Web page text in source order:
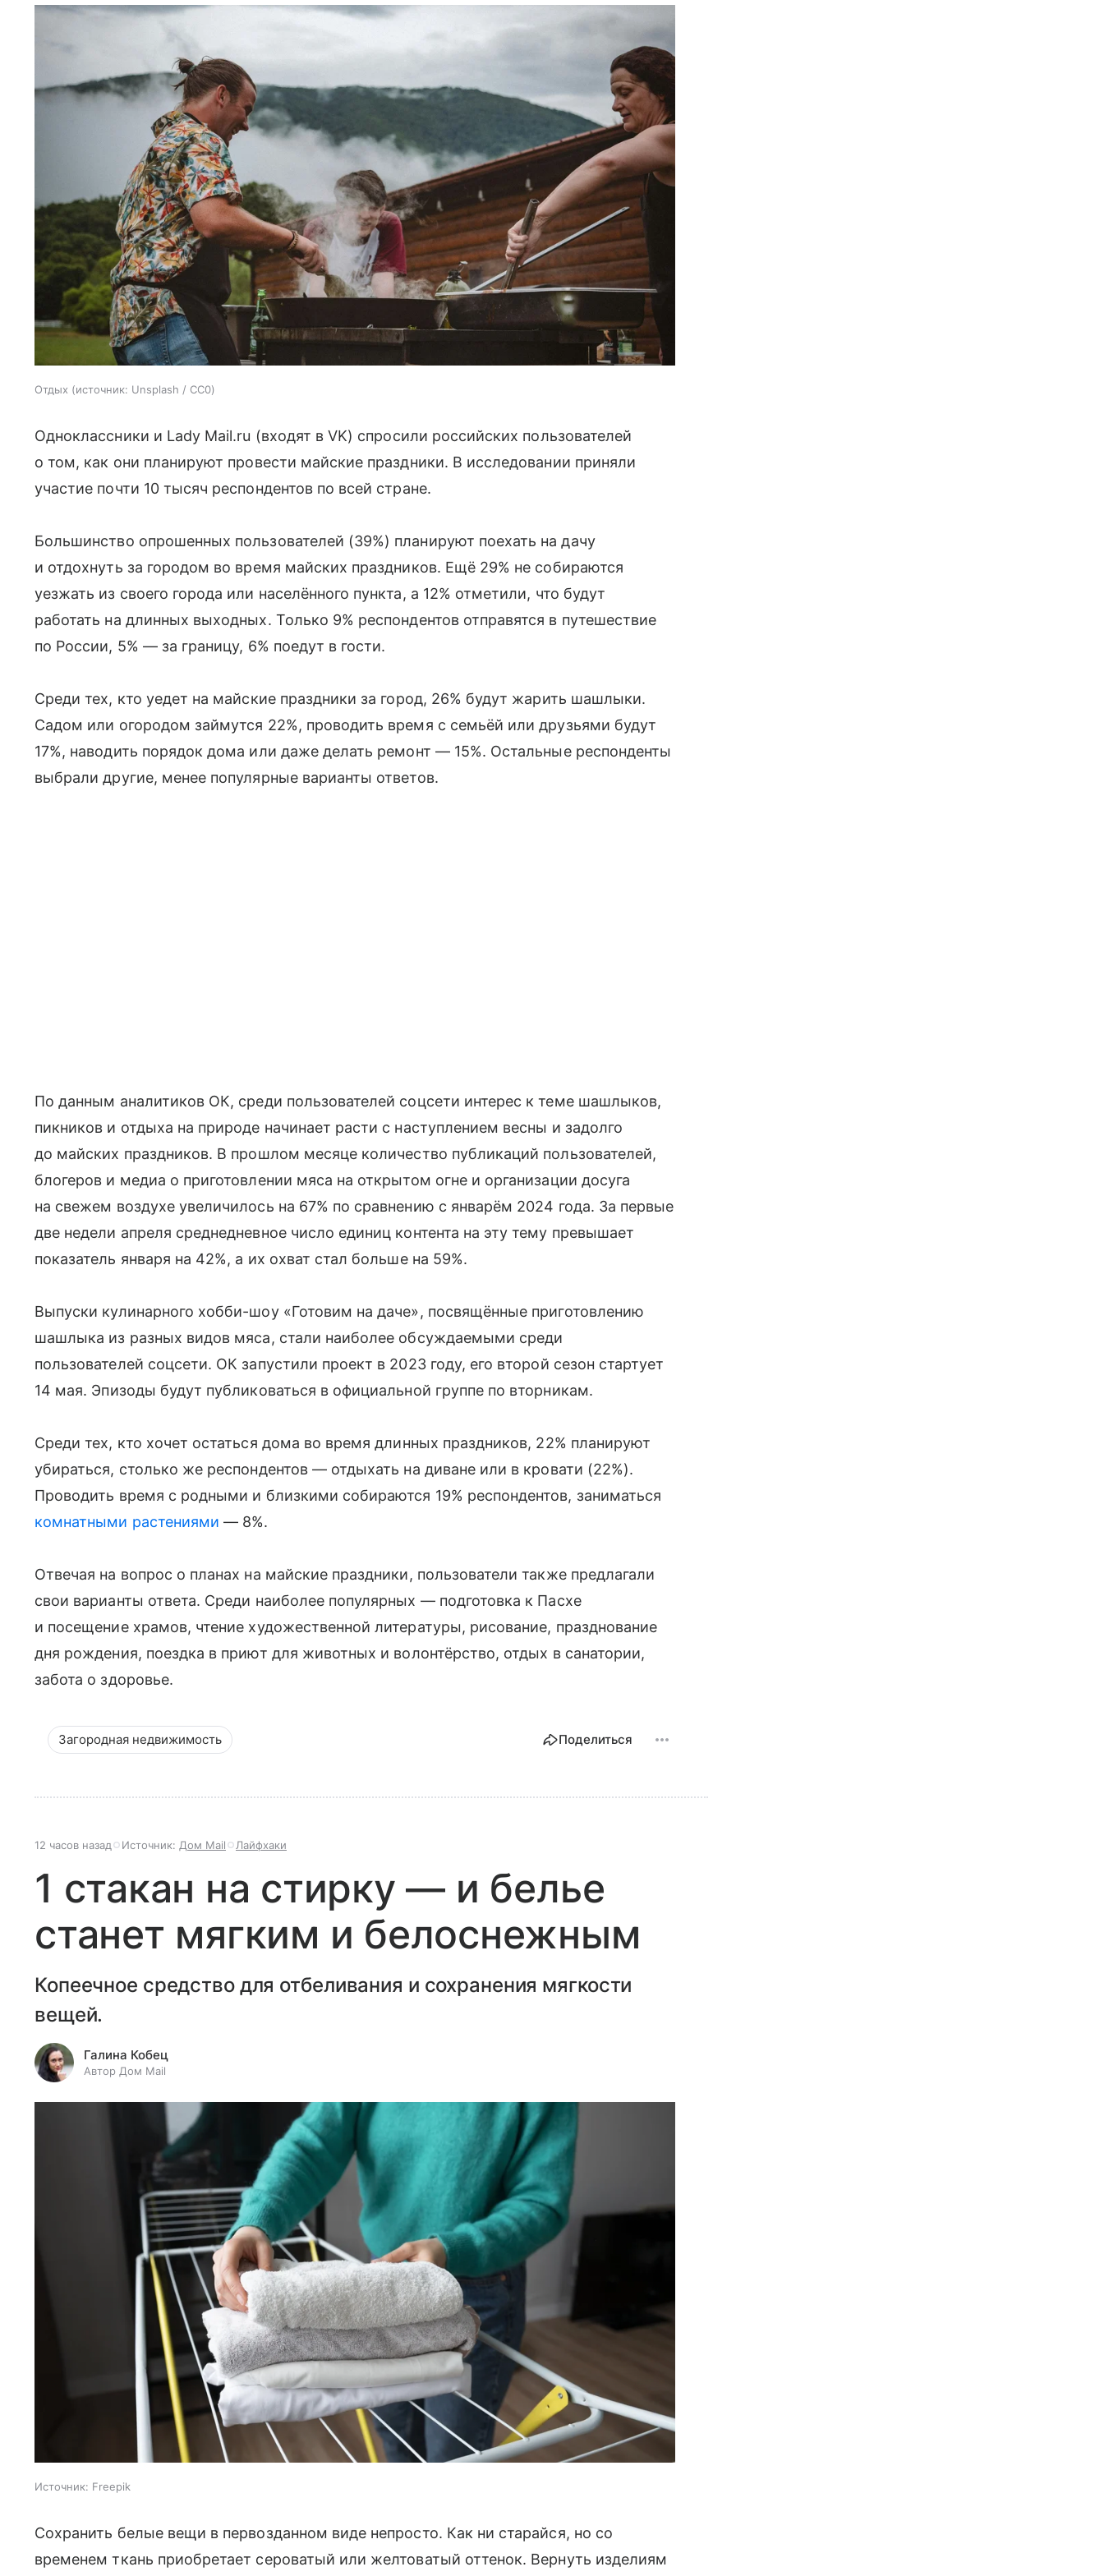
Отдых источник: Unsplash / CC0
Одноклассники и Lady Mail.ru (входят в VK) спросили российских пользователей
о том, как они планируют провести майские праздники. В исследовании приняли
участие почти 10 тысяч респондентов по всей стране.
Большинство опрошенных пользователей (39%) планируют поехать на дачу
и отдохнуть за городом во время майских праздников. Ещё 29% не собираются
уезжать из своего города или населённого пункта, а 12% отметили, что будут
работать на длинных выходных. Только 9% респондентов отправятся в путешествие
по России, 5% — за границу, 6% поедут в гости.
Среди тех, кто уедет на майские праздники за город, 26% будут жарить шашлыки.
Садом или огородом займутся 22%, проводить время с семьёй или друзьями будут
17%, наводить порядок дома или даже делать ремонт — 15%. Остальные респонденты
выбрали другие, менее популярные варианты ответов.
По данным аналитиков ОК, среди пользователей соцсети интерес к теме шашлыков,
пикников и отдыха на природе начинает расти с наступлением весны и задолго
до майских праздников. В прошлом месяце количество публикаций пользователей,
блогеров и медиа о приготовлении мяса на открытом огне и организации досуга
на свежем воздухе увеличилось на 67% по сравнению с январём 2024 года. За первые
две недели апреля среднедневное число единиц контента на эту тему превышает
показатель января на 42%, а их охват стал больше на 59%.
Выпуски кулинарного хобби-шоу «Готовим на даче», посвящённые приготовлению
шашлыка из разных видов мяса, стали наиболее обсуждаемыми среди
пользователей соцсети. ОК запустили проект в 2023 году, его второй сезон стартует
14 мая. Эпизоды будут публиковаться в официальной группе по вторникам.
Среди тех, кто хочет остаться дома во время длинных праздников, 22% планируют
убираться, столько же респондентов — отдыхать на диване или в кровати (22%).
Проводить время с родными и близкими собираются 19% респондентов, заниматься
комнатными растениями — 8%.
Отвечая на вопрос о планах на майские праздники, пользователи также предлагали
свои варианты ответа. Среди наиболее популярных — подготовка к Пасхе
и посещение храмов, чтение художественной литературы, рисование, празднование
дня рождения, поездка в приют для животных и волонтёрство, отдых в санатории,
забота о здоровье.
Загородная недвижимость Поделиться
12 часов назад Источник: Дом Mail Лайфхаки
1 стакан на стирку — и белье
станет мягким и белоснежным
Копеечное средство для отбеливания и сохранения мягкости
вещей.
Галина Кобец
Автор Дом Mail
Источник: Freepik
Сохранить белые вещи в первозданном виде непросто. Как ни старайся, но со
временем ткань приобретает сероватый или желтоватый оттенок. Вернуть изделиям